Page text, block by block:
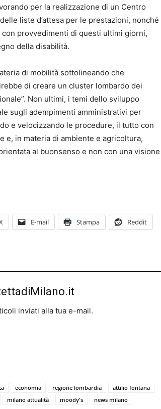
per la realizzazione di un Centro
liste d’attesa per le prestazioni, nonché
con provvedimenti di questi ultimi giorni,
della disabilità.
di mobilità sottolineando che
di creare un cluster lombardo dei
Non ultimi, i temi dello sviluppo
sugli adempimenti amministrativi per
e velocizzando le procedure, il tutto con
e, in materia di ambiente e agricoltura,
al buonsenso e non con una visione
E-mail Stampa Reddit
inviati alla tua e-mail.
economia regione lombardia
attilio fontana
milano attualità moody's news milano